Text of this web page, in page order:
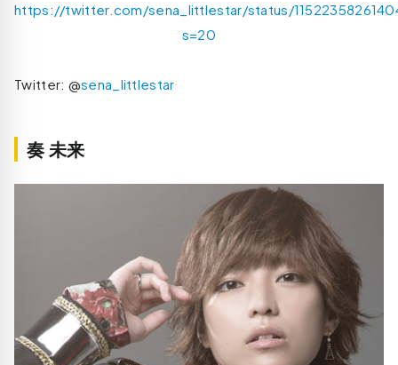
https://twitter.com/sena_littlestar/status/
s=20
Twitter: @sena_littlestar
奏 未来